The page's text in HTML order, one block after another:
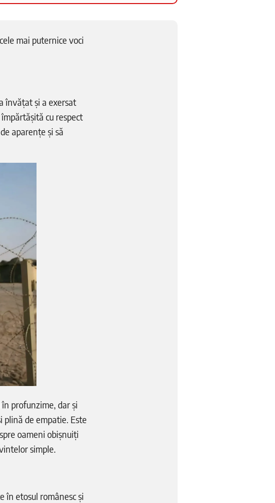
mai puternice voci
învățat și a exersat
cu respect
aparențe și să
profunzime, dar și
de empatie. Este
oameni obișnuiți
simple.
în etosul românesc și